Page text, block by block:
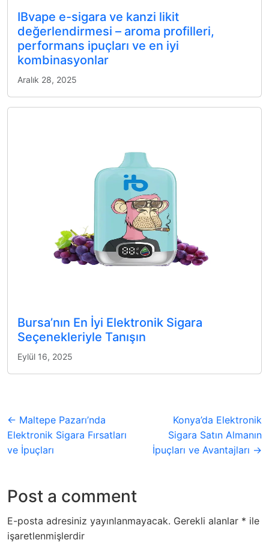
IBvape e-sigara ve kanzi likit
değerlendirmesi – aroma profilleri,
performans ipuçları ve en iyi
kombinasyonlar
Aralık 28, 2025
Bursa’nın En İyi Elektronik Sigara
Seçenekleriyle Tanışın
Eylül 16, 2025
← Maltepe Pazarı’nda
Elektronik Sigara Fırsatları
ve İpuçları
Konya’da Elektronik
Sigara Satın Almanın
İpuçları ve Avantajları →
Post a comment
E-posta adresiniz yayınlanmayacak. Gerekli alanlar * ile
işaretlenmişlerdir